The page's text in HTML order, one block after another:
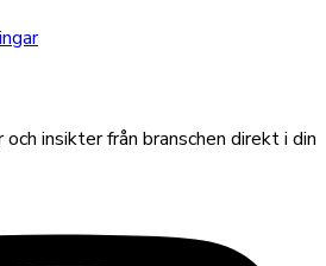
insikter från branschen direkt i din